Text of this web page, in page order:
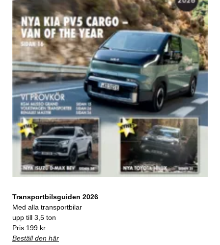
Transportbilsguiden 2026
Med alla transportbilar
upp till 3,5 ton
Pris 199 kr
Beställ den här